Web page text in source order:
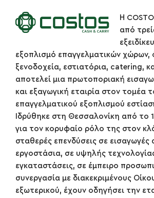
Η
από
εξοπλισμό επαγγελματικών χώρων,
ξενοδοχεία, εστιατόρια, catering,
αποτελεί μια πρωτοποριακή
και εξαγωγική εταιρία στον τομέα
επαγγελματικού εξοπλισμού
Ιδρύθηκε στη Θεσσαλονίκη από το
για τον κορυφαίο ρόλο της στον
σταθερές επενδύσεις σε εισαγωγές
εργοστάσια, σε υψηλής
εγκαταστάσεις, σε έμπειρο
συνεργασία με διακεκριμένους
εξωτερικού, έχουν οδηγήσει την